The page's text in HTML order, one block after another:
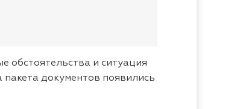
обстоятельства и ситуация
документов появились